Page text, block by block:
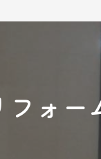
内装工
ォー